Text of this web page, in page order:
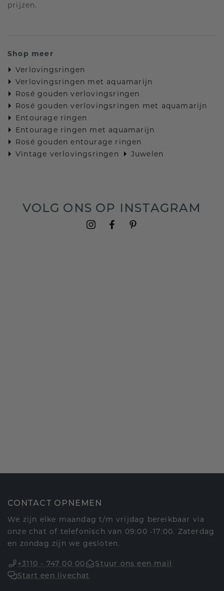
prijzen.
Shop meer
Verlovingsringen
Verlovingsringen met aquamarijn
Rosé gouden verlovingsringen
Rosé gouden verlovingsringen met aquamarijn
Entourage ringen
Entourage ringen met aquamarijn
Rosé gouden entourage ringen
Vintage verlovingsringen
Juwelen
VOLG ONS OP INSTAGRAM
CONTACT OPNEMEN
We zijn elke maandag t/m vrijdag bereikbaar via
onze chat of telefonisch van 09:00 -17:00. Zaterdag
en zondag zijn we gesloten.
+3110 - 747 00 00
Stuur ons een mail
Start een livechat